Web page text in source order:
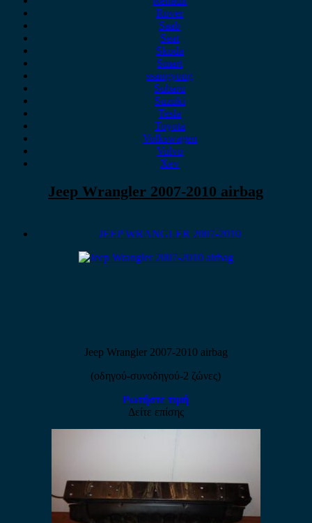
Rover
Saab
Seat
Skoda
Smart
ssangyong
Subaru
Suzuki
Tesla
Toyota
Volkswagen
Volvo
Xev
Jeep Wrangler 2007-2010 airbag
JEEP WRANGLER 2007-2010
Jeep Wrangler 2007-2010 airbag
(οδηγού-συνοδηγού-2 ζώνες)
Ρωτήστε τιμή
Δείτε επίσης